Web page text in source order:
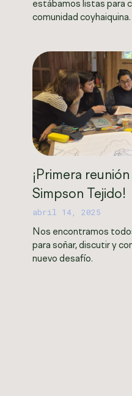
estábamos listas para
comunidad coyhaiquina.
¡Primera
Simpson Tejido!
abril 14, 2025
Nos encontramos
para soñar, discutir y
nuevo desafío.